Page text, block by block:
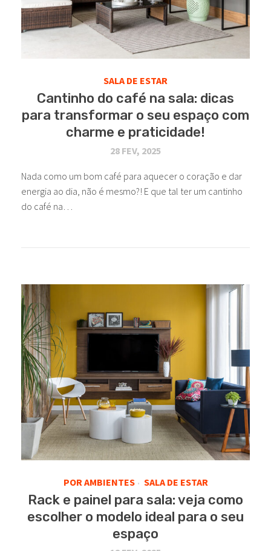
SALA DE ESTAR
Cantinho do café na sala: dicas
para transformar o seu espaço com
charme e praticidade!
28 FEV, 2025
Nada como um bom café para aquecer o coração e dar
energia ao dia, não é mesmo?! E que tal ter um cantinho
do café na…
POR AMBIENTES • SALA DE ESTAR
Rack e painel para sala: veja como
escolher o modelo ideal para o seu
espaço